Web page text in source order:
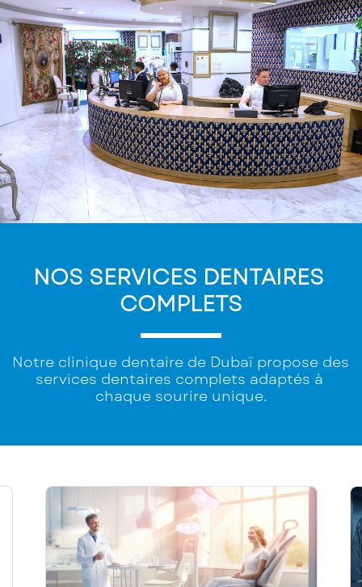
NOS SERVICES DENTAIRES
COMPLETS
Notre clinique dentaire de Dubaï propose des
services dentaires complets adaptés à
chaque sourire unique.